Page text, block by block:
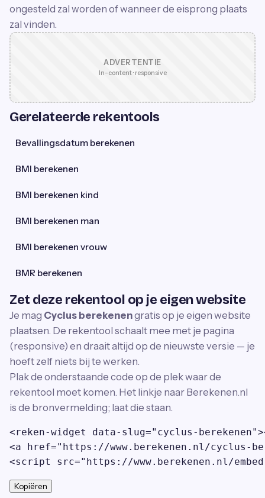
ongesteld zal worden of wanneer de eisprong plaats
zal vinden.
ADVERTENTIE
In-content · responsive
Gerelateerde rekentools
Bevallingsdatum berekenen
BMI berekenen
BMI berekenen kind
BMI berekenen man
BMI berekenen vrouw
BMR berekenen
Zet deze rekentool op je eigen website
Je mag Cyclus berekenengratis op je eigen website
plaatsen. De rekentool schaalt mee met je pagina
(responsive) en draait altijd op de nieuwste versie — je
hoeft zelf niets bij te werken.
Plak de onderstaande code op de plek waar de
rekentool moet komen. Het linkje naar Berekenen.nl
is de bronvermelding; laat die staan.
<reken-widget data-slug="cyclus-
<a href="https://www.berekenen.nl/cyclus-
<script src="https://www.berekenen.nl/
Kopiëren